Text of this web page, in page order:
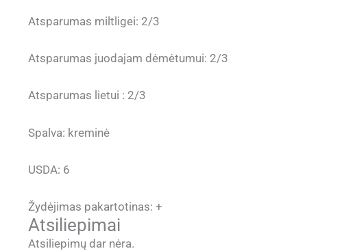
Atsparumas miltligei: 2/3
Atsparumas juodajam dėmėtumui: 2/3
Atsparumas lietui : 2/3
Spalva: kreminė
USDA: 6
Žydėjimas pakartotinas: +
Atsiliepimai
Atsiliepimų dar nėra.